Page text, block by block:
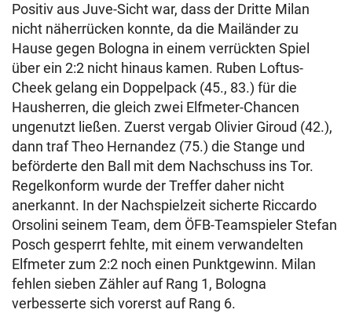
Positiv aus Juve-Sicht war, dass der Dritte Milan
nicht näherrücken konnte, da die Mailänder zu
Hause gegen Bologna in einem verrückten Spiel
über ein 2:2 nicht hinaus kamen. Ruben Loftus-
Cheek gelang ein Doppelpack (45., 83.) für die
Hausherren, die gleich zwei Elfmeter-Chancen
ungenutzt ließen. Zuerst vergab Olivier Giroud (42.),
dann traf Theo Hernandez (75.) die Stange und
beförderte den Ball mit dem Nachschuss ins Tor.
Regelkonform wurde der Treffer daher nicht
anerkannt. In der Nachspielzeit sicherte Riccardo
Orsolini seinem Team, dem ÖFB-Teamspieler Stefan
Posch gesperrt fehlte, mit einem verwandelten
Elfmeter zum 2:2 noch einen Punktgewinn. Milan
fehlen sieben Zähler auf Rang 1, Bologna
verbesserte sich vorerst auf Rang 6.